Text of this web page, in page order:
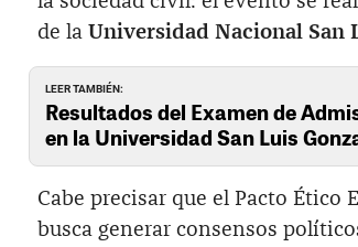
de la Universidad Nacional San
LEER TAMBIÉN:
Resultados del Examen de
en la Universidad San Luis
Cabe precisar que el Pacto Ético
busca generar consensos